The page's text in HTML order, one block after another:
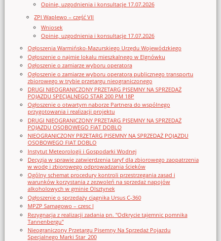
Opinie, uzgodnienia i konsultacje 17.07.2026
ZPI Waplewo – część VII
Wniosek
Opinie, uzgodnienia i konsultacje 17.07.2026
Ogłoszenia Warmińsko-Mazurskiego Urzędu Wojewódzkiego
Ogłoszenie o najmie lokalu mieszkalnego w Elgnówku
Ogłoszenie o zamiarze wyboru operatora
Ogłoszenie o zamiarze wyboru operatora publicznego transportu
zbiorowego w trybie przetargu nieograniczonego
DRUGI NIEOGRANICZONY PRZETARG PISEMNY NA SPRZEDAŻ
POJAZDU SPECJALNEGO STAR 200 PM 18P
Ogłoszenie o otwartym naborze Partnera do wspólnego
przygotowania i realizacji projektu
DRUGI NIEOGRANICZONY PRZETARG PISEMNY NA SPRZEDAŻ
POJAZDU OSOBOWEGO FIAT DOBLO
NIEOGRANICZONY PRZETARG PISEMNY NA SPRZEDAŻ POJAZDU
OSOBOWEGO FIAT DOBLO
Instytut Meteorologii i Gospodarki Wodnej
Decyzja w sprawie zatwierdzenia taryf dla zbiorowego zaopatrzenia
w wodę i zbiorowego odprowadzania ścieków
Ogólny schemat procedury kontroli przestrzegania zasad i
warunków korzystania z zezwoleń na sprzedaż napojów
alkoholowych w gminie Olsztynek
Ogłoszenie o sprzedaży ciągnika Ursus C-360
MPZP Samagowo – czesc I
Rezygnacja z realizacji zadania pn. "Odkrycie tajemnic pomnika
Tannenbergu"
Nieograniczony Przetargu Pisemny Na Sprzedaż Pojazdu
Specjalnego Marki Star_200